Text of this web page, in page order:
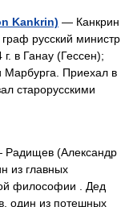
Kankrin) — Канкрин
русский министр
в Ганау (Гессен);
Марбурга. Приехал в
старорусскими
(Александр
из главных
философии . Дед
один из потешных